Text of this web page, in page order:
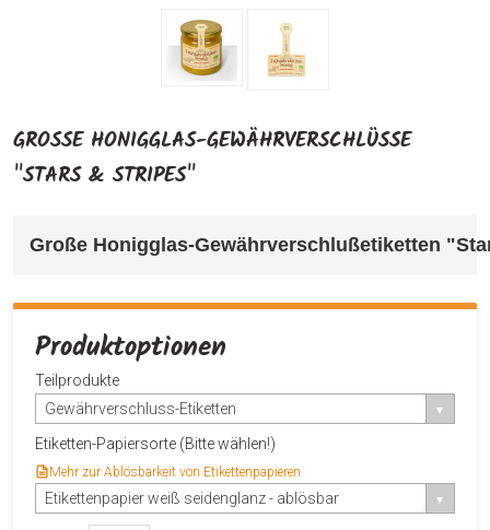
GROSSE HONIGGLAS-GEWÄHRVERSCHLÜSSE "
STARS & STRIPES"
Große Honigglas-Gewährverschlußetiketten
Produktoptionen
Teilprodukte
Gewährverschluss-Etiketten
Etiketten-Papiersorte (Bitte wählen!)
Mehr zur Ablösbarkeit von Etikettenpapieren
Etikettenpapier weiß seidenglanz - ablösbar